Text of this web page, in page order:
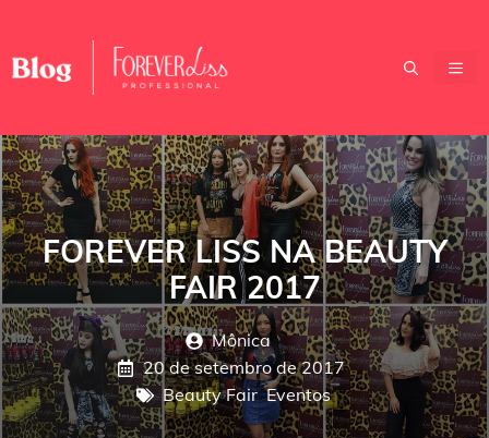
FOREVER LISS NA BEAUTY
FAIR 2017
Mônica
20 de setembro de 2017
Beauty Fair,Eventos